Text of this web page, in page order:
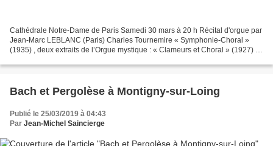
Cathédrale Notre-Dame de Paris Samedi 30 mars à 20 h Récital d'orgue par
Jean-Marc LEBLANC (Paris) Charles Tournemire « Symphonie-Choral »
(1935) , deux extraits de l’Orgue mystique : « Clameurs et Choral » (1927) et
Bach et Pergolèse à Montigny-sur-Loing
Publié le 25/03/2019 à 04:43
Par Jean-Michel Saincierge